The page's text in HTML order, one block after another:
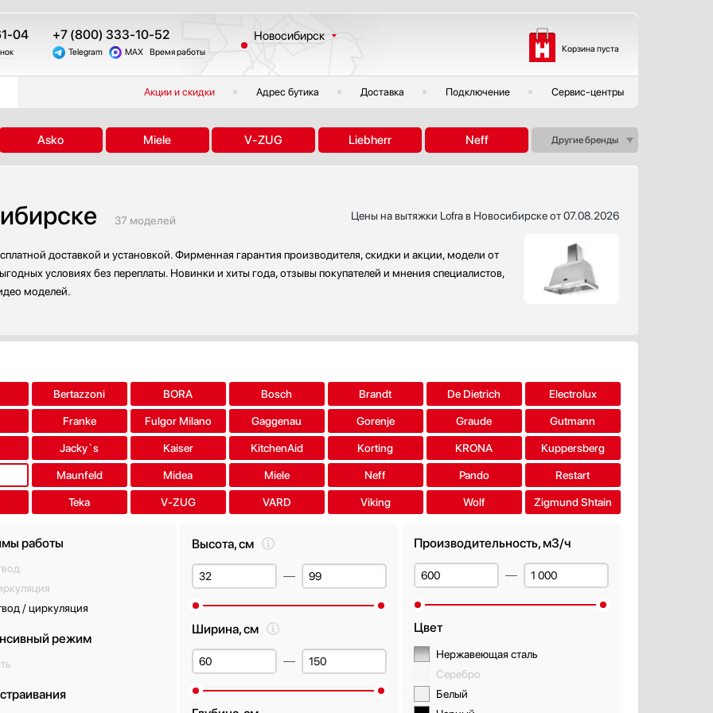
04 +7 (800) 333-10-52
Telegram MAX Время работы
Новосибирск
Санкт-Петербург
Краснодар
Екатеринбург
Корзина пуста
Акции и скидки Адрес бутика Доставка Подключение Сервис-центры
Asko Miele V-ZUG Liebherr Neff Другие бренды
37 моделей Цены на вытяжки Lofra в Новосибирске от 07.08.2026
доставкой и установкой. Фирменная гарантия производителя, скидки и акции, модели от
условиях без переплаты. Новинки и хиты года, отзывы покупателей и мнения специалистов,
моделей.
Bertazzoni BORA Bosch Brandt De Dietrich Electrolux
Franke Fulgor Milano Gaggenau Gorenje Graude Gutmann
Jacky`s Kaiser KitchenAid Korting KRONA Kuppersberg
Maunfeld Midea Miele Neff Pando Restart
Teka V-ZUG VARD Viking Wolf Zigmund Shtain
работы
/ циркуляция
режим
Высота, см
Ширина, см
Производительность, м3/ч
Цвет
Нержавеющая сталь
Серебро
Белый